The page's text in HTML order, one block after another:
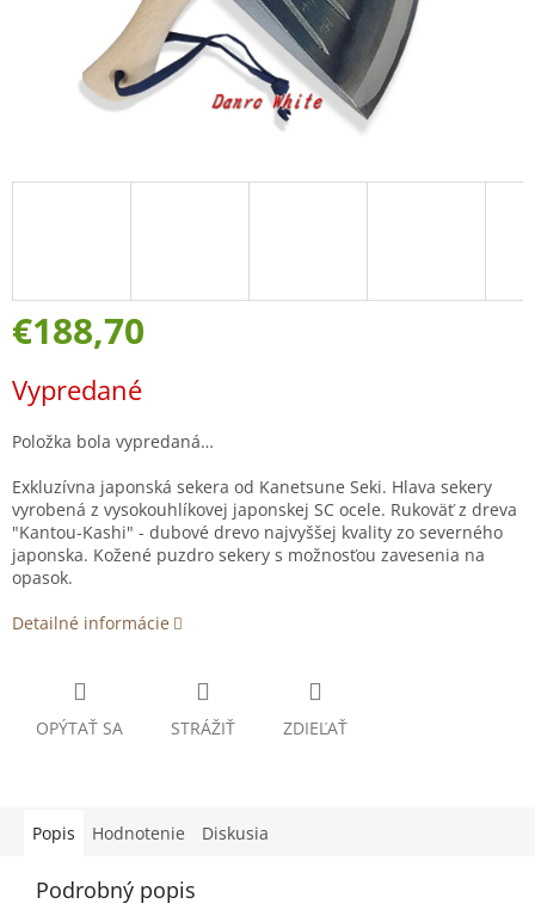
€188,70
cena:
Vypredané
Položka bola vypredaná…
Exkluzívna japonská sekera od Kanetsune Seki. Hlava sekery
vyrobená z vysokouhlíkovej japonskej SC ocele. Rukoväť z dreva
"Kantou-Kashi" - dubové drevo najvyššej kvality zo severného
japonska. Kožené puzdro sekery s možnosťou zavesenia na
opasok.
Detailné informácie
OPÝTAŤ SA STRÁŽIŤ ZDIEĽAŤ
Popis Hodnotenie Diskusia
Podrobný popis